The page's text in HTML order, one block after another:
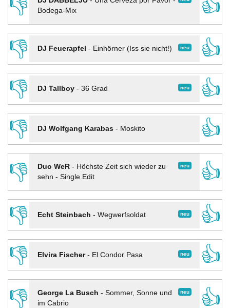
👎
Bodega-Mix
👍
👎
neu
DJ Feuerapfel - Einhörner (Iss sie nicht!)
👍
👎
neu
DJ Tallboy- 36 Grad
👍
👎
DJ Wolfgang Karabas- Moskito
👍
👎
neu
Duo WeR- Höchste Zeit sich wieder zu
sehn - Single Edit
👍
👎
neu
Echt Steinbach - Wegwerfsoldat
👍
👎
neu
Elvira Fischer- El Condor Pasa
👍
👎
neu
George La Busch - Sommer, Sonne und
im Cabrio
👍